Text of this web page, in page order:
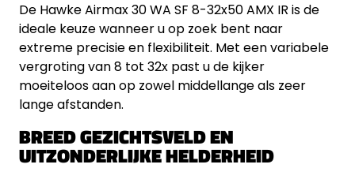
De Hawke Airmax 30 WA SF 8-32x50 AMX IR is de
ideale keuze wanneer u op zoek bent naar
extreme precisie en flexibiliteit. Met een variabele
vergroting van 8 tot 32x past u de kijker
moeiteloos aan op zowel middellange als zeer
lange afstanden.
BREED GEZICHTSVELD EN
UITZONDERLIJKE HELDERHEID